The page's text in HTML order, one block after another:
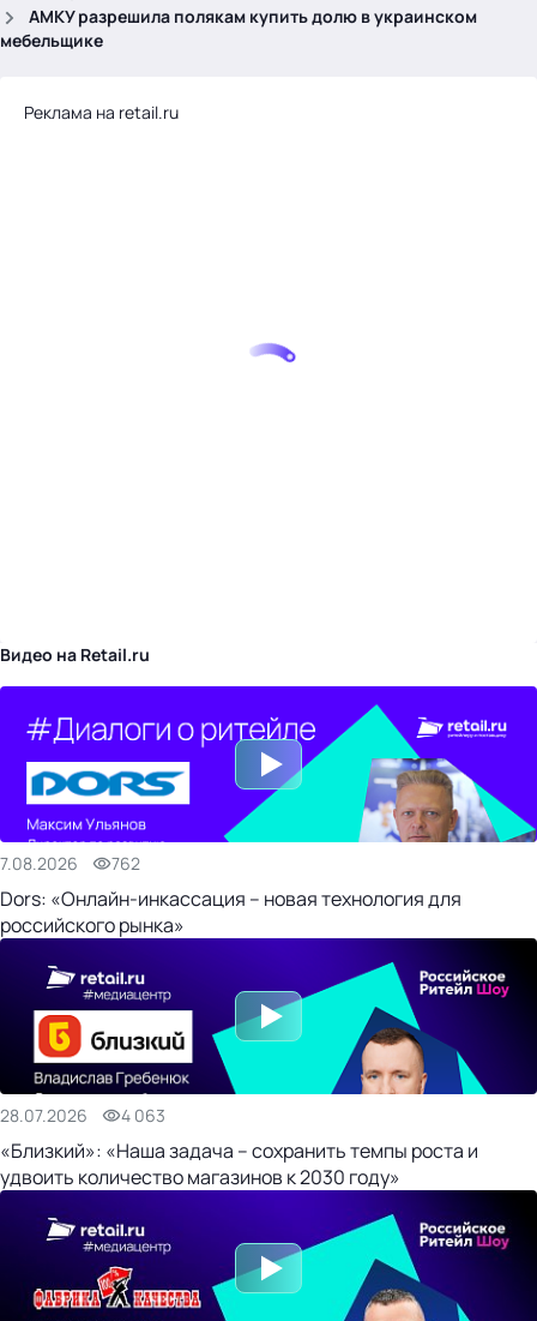
АМКУ разрешила полякам купить долю в украинском
мебельщике
Реклама на retail.ru
Видео на Retail.ru
7.08.2026 762
Dors: «Онлайн-инкассация – новая технология для
российского рынка»
28.07.2026 4 063
«Близкий»: «Наша задача – сохранить темпы роста и
удвоить количество магазинов к 2030 году»